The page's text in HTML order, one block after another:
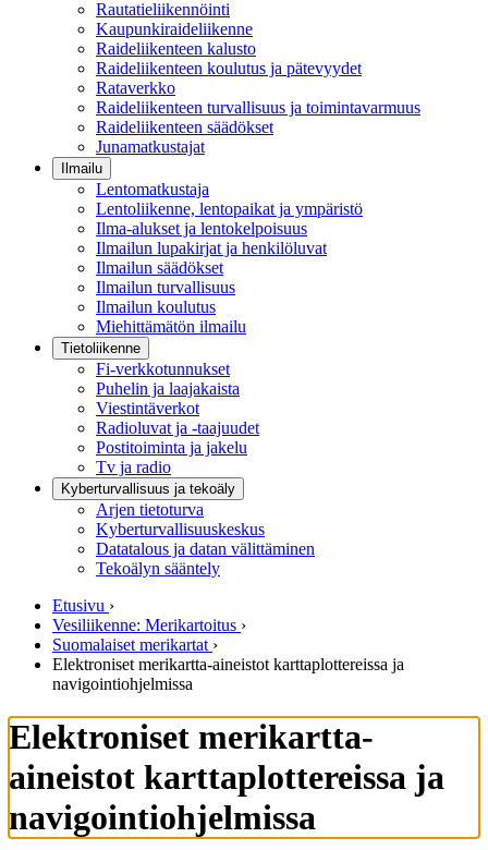
Rautatieliikennöinti
Kaupunkiraideliikenne
Raideliikenteen kalusto
Raideliikenteen koulutus ja pätevyydet
Rataverkko
Raideliikenteen turvallisuus ja toimintavarmuus
Raideliikenteen säädökset
Junamatkustajat
Ilmailu
Lentomatkustaja
Lentoliikenne, lentopaikat ja ympäristö
Ilma-alukset ja lentokelpoisuus
Ilmailun lupakirjat ja henkilöluvat
Ilmailun säädökset
Ilmailun turvallisuus
Ilmailun koulutus
Miehittämätön ilmailu
Tietoliikenne
Fi-verkkotunnukset
Puhelin ja laajakaista
Viestintäverkot
Radioluvat ja -taajuudet
Postitoiminta ja jakelu
Tv ja radio
Kyberturvallisuus ja tekoäly
Arjen tietoturva
Kyberturvallisuuskeskus
Datatalous ja datan välittäminen
Tekoälyn sääntely
Etusivu ›
Vesiliikenne: Merikartoitus ›
Suomalaiset merikartat ›
Elektroniset merikartta-aineistot karttaplottereissa ja
navigointiohjelmissa
Elektroniset merikartta-
aineistot karttaplottereissa ja
navigointiohjelmissa